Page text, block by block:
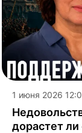
1 июня 2026
дорастет